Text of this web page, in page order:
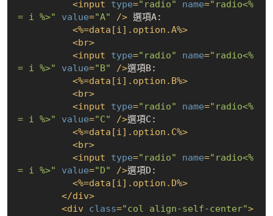
<input type="radio" name="radio<%
= i %>"
value="A" /> 選項A:
<%=data[i].option.A%>
<br>
<input type="radio" name="radio<%
= i %>"
value="B" />選項B:
<%=data[i].option.B%>
<br>
<input type="radio" name="radio<%
= i %>"
value="C" />選項C:
<%=data[i].option.C%>
<br>
<input type="radio" name="radio<%
= i %>"
value="D" />選項D:
<%=data[i].option.D%>
</div>
<div class="col align-self-center">